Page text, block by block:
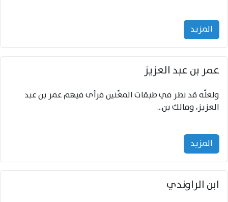
المزید
عمر بن عبد العزيز
ولعلّه قد نظر في طبقات المغِّنين فرأى فيهم عمر بن عبد
العزيز، ومالك بن...
المزید
ابن الراوندي